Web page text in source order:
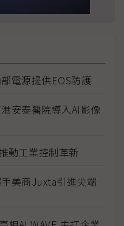
電源提供EOS防護
安泰醫院導入AI影像
動工業控制革新
美商Juxta引進尖端